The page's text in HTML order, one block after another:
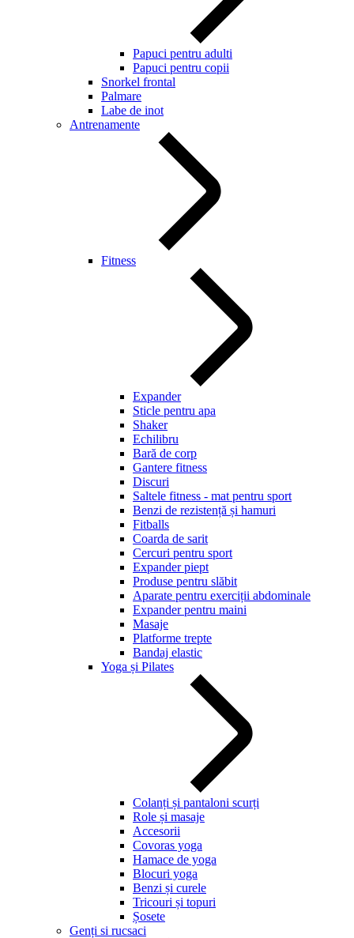
Papuci pentru adulti
Papuci pentru copii
Snorkel frontal
Palmare
Labe de inot
Antrenamente
Fitness
Expander
Sticle pentru apa
Shaker
Echilibru
Bară de corp
Gantere fitness
Discuri
Saltele fitness - mat pentru sport
Benzi de rezistență și hamuri
Fitballs
Coarda de sarit
Cercuri pentru sport
Expander piept
Produse pentru slăbit
Aparate pentru exerciții abdominale
Expander pentru maini
Masaje
Platforme trepte
Bandaj elastic
Yoga și Pilates
Colanți și pantaloni scurți
Role și masaje
Accesorii
Covoras yoga
Hamace de yoga
Blocuri yoga
Benzi și curele
Tricouri și topuri
Șosete
Genți si rucsaci